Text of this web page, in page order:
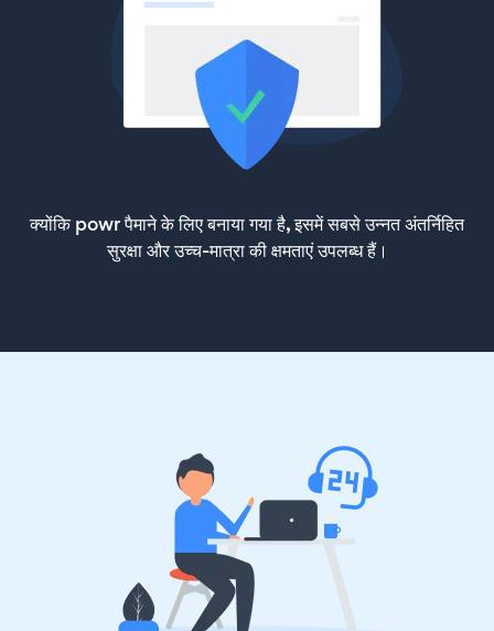
क्योंकि powr पैमाने के लिए बनाया गया है, इसमें सबसे उन्नत अंतर्निहित
सुरक्षा और उच्च-मात्रा की क्षमताएं उपलब्ध हैं।